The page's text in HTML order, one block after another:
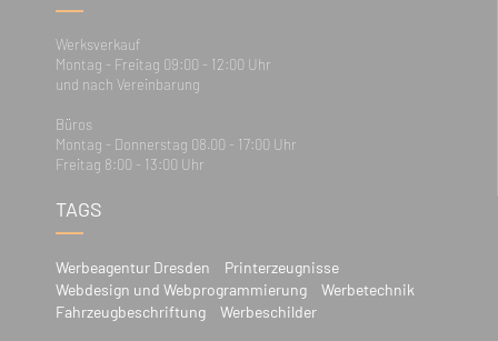
Werksverkauf
Montag - Freitag 09:00 - 12:00 Uhr
und nach Vereinbarung
Büros
Montag - Donnerstag 08.00 - 17:00 Uhr
Freitag 8:00 - 13:00 Uhr
TAGS
Werbeagentur Dresden
Printerzeugnisse
Webdesign und Webprogrammierung
Werbetechnik
Fahrzeugbeschriftung
Werbeschilder